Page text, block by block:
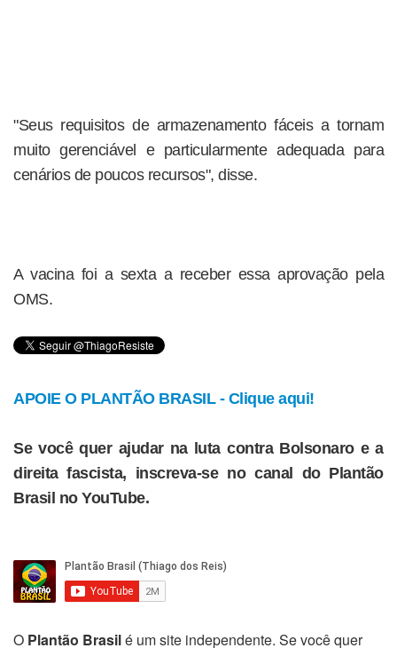
"Seus requisitos de armazenamento fáceis a tornam
muito gerenciável e particularmente adequada para
cenários de poucos recursos", disse.
A vacina foi a sexta a receber essa aprovação pela
OMS.
APOIE O PLANTÃO BRASIL - Clique aqui!
Se você quer ajudar na luta contra Bolsonaro e a
direita fascista, inscreva-se no canal do Plantão
Brasil no YouTube.
O Plantão Brasilé um site independente. Se você quer